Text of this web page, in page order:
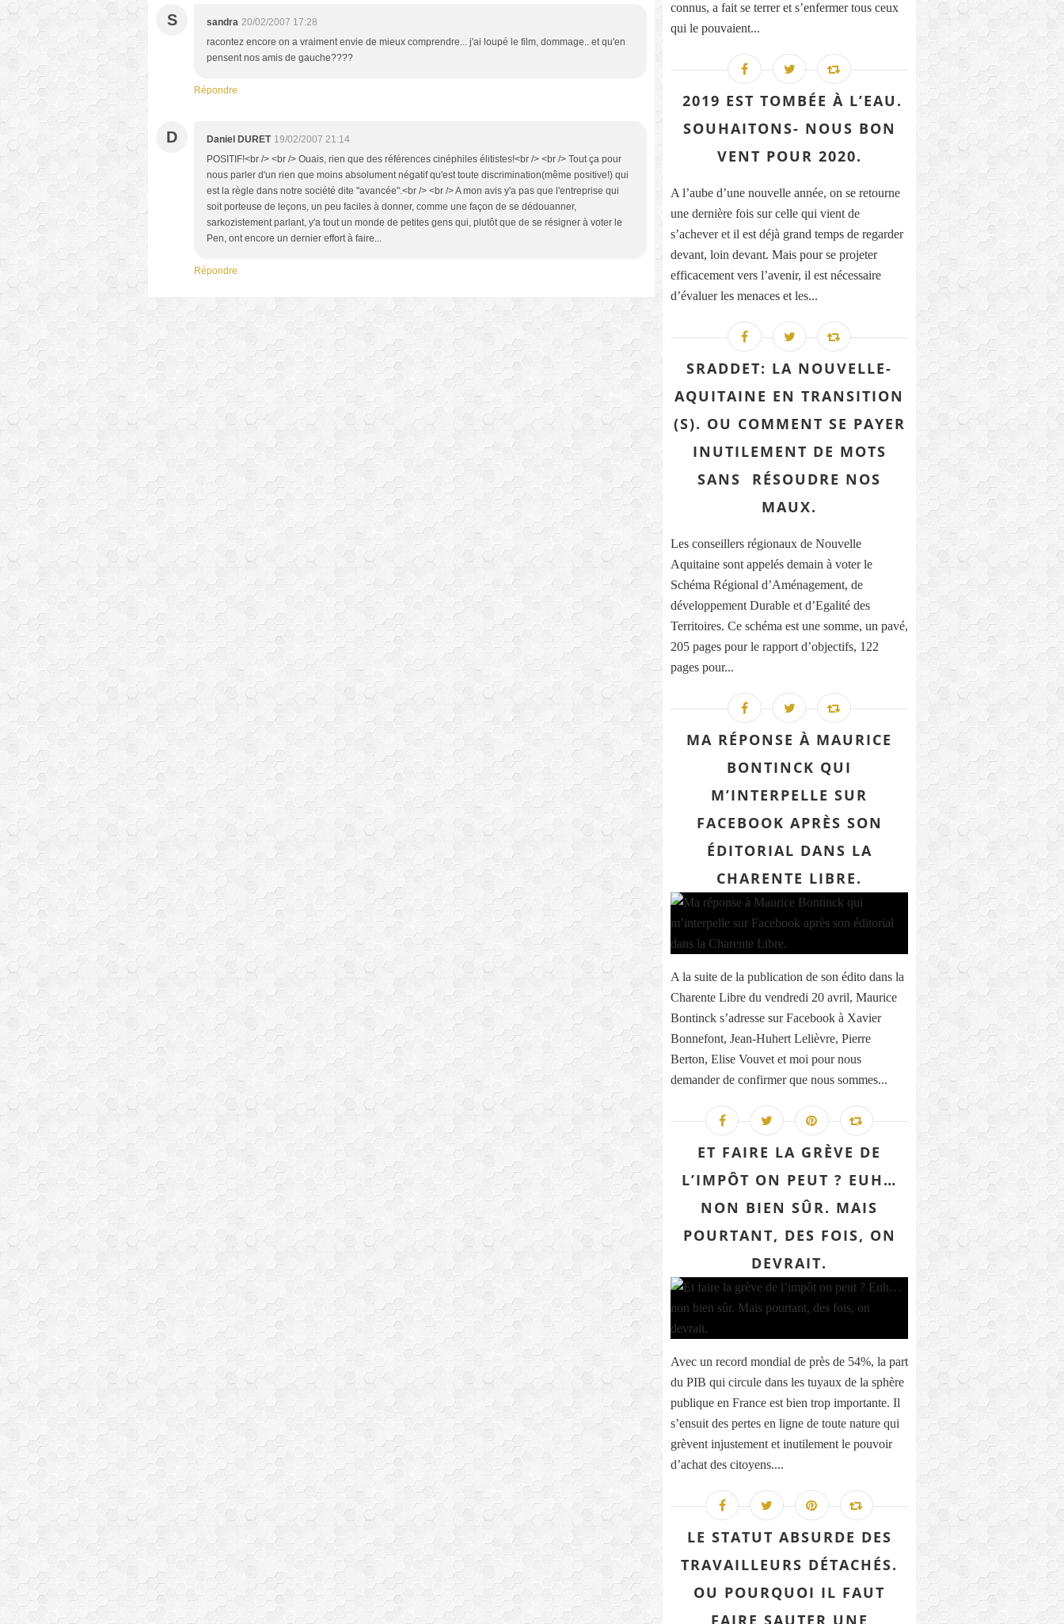
S sandra 20/02/2007 17:28
racontez encore on a vraiment envie de mieux comprendre... j'ai loupé le film, dommage.. et qu'en
pensent nos amis de gauche????
Répondre
D Daniel DURET 19/02/2007 21:14
POSITIF!<br /> <br /> Ouais, rien que des références cinéphiles élitistes!<br /> <br /> Tout ça pour
nous parler d'un rien que moins absolument négatif qu'est toute discrimination(même positive!) qui
est la règle dans notre société dite "avancée".<br /> <br /> A mon avis y'a pas que l'entreprise qui
soit porteuse de leçons, un peu faciles à donner, comme une façon de se dédouanner,
sarkozistement parlant, y'a tout un monde de petites gens qui, plutôt que de se résigner à voter le
Pen, ont encore un dernier effort à faire...
Répondre
connus, a fait se terrer et s’enfermer tous ceux
qui le pouvaient...
2019 EST TOMBÉE À L’EAU.
SOUHAITONS- NOUS BON
VENT POUR 2020.
A l’aube d’une nouvelle année, on se retourne
une dernière fois sur celle qui vient de
s’achever et il est déjà grand temps de regarder
devant, loin devant. Mais pour se projeter
efficacement vers l’avenir, il est nécessaire
d’évaluer les menaces et les...
SRADDET: LA NOUVELLE-
AQUITAINE EN TRANSITION
(S). OU COMMENT SE PAYER
INUTILEMENT DE MOTS
SANS RÉSOUDRE NOS
MAUX.
Les conseillers régionaux de Nouvelle
Aquitaine sont appelés demain à voter le
Schéma Régional d’Aménagement, de
développement Durable et d’Egalité des
Territoires. Ce schéma est une somme, un pavé,
205 pages pour le rapport d’objectifs, 122
pages pour...
MA RÉPONSE À MAURICE
BONTINCK QUI
M’INTERPELLE SUR
FACEBOOK APRÈS SON
ÉDITORIAL DANS LA
CHARENTE LIBRE.
A la suite de la publication de son édito dans la
Charente Libre du vendredi 20 avril, Maurice
Bontinck s’adresse sur Facebook à Xavier
Bonnefont, Jean-Huhert Lelièvre, Pierre
Berton, Elise Vouvet et moi pour nous
demander de confirmer que nous sommes...
ET FAIRE LA GRÈVE DE
L’IMPÔT ON PEUT ? EUH…
NON BIEN SÛR. MAIS
POURTANT, DES FOIS, ON
DEVRAIT.
Avec un record mondial de près de 54%, la part
du PIB qui circule dans les tuyaux de la sphère
publique en France est bien trop importante. Il
s’ensuit des pertes en ligne de toute nature qui
grèvent injustement et inutilement le pouvoir
d’achat des citoyens....
LE STATUT ABSURDE DES
TRAVAILLEURS DÉTACHÉS.
OU POURQUOI IL FAUT
FAIRE SAUTER UNE